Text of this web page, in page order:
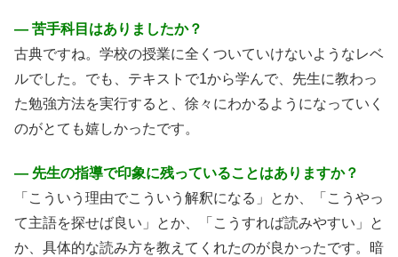
― 苦手科目はありましたか？
古典ですね。学校の授業に全くついていけないようなレベ
ルでした。でも、テキストで1から学んで、先生に教わっ
た勉強方法を実行すると、徐々にわかるようになっていく
のがとても嬉しかったです。
― 先生の指導で印象に残っていることはありますか？
「こういう理由でこういう解釈になる」とか、「こうやっ
て主語を探せば良い」とか、「こうすれば読みやすい」と
か、具体的な読み方を教えてくれたのが良かったです。暗